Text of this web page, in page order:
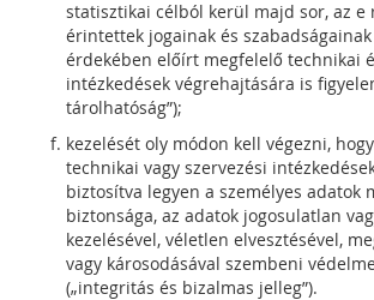
statisztikai célból kerül majd sor, az e
érintettek jogainak és
érdekében előírt megfelelő technikai
intézkedések végrehajtására is
tárolhatóság”);
kezelését oly módon kell végezni,
technikai vagy szervezési
biztosítva legyen a személyes adatok
biztonsága, az adatok jogosulatlan
kezelésével, véletlen elvesztésével,
vagy károsodásával szembeni
(„integritás és bizalmas jelleg”).